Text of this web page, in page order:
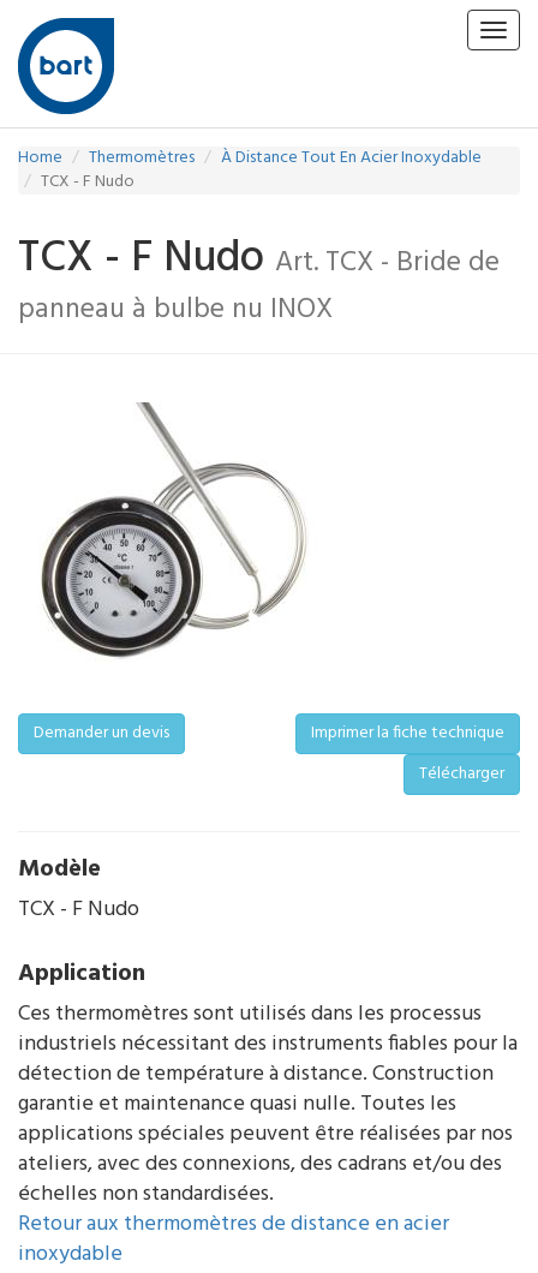
Home Thermomètres
À Distance Tout En Acier Inoxydable
TCX - F Nudo
TCX - F Nudo Art. TCX - Bride de
panneau à bulbe nu INOX
Demander un devis
Imprimer la fiche technique
Télécharger
Modèle
TCX - F Nudo
Application
Ces thermomètres sont utilisés dans les processus
industriels nécessitant des instruments fiables pour la
détection de température à distance. Construction
garantie et maintenance quasi nulle. Toutes les
applications spéciales peuvent être réalisées par nos
ateliers, avec des connexions, des cadrans et/ou des
échelles non standardisées.
Retour aux thermomètres de distance en acier
inoxydable